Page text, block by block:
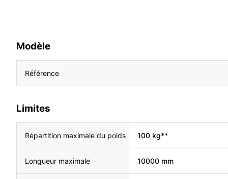
Modèle
Référence
Limites
Répartition maximale du poids 100 kg**
Longueur maximale 10000 mm